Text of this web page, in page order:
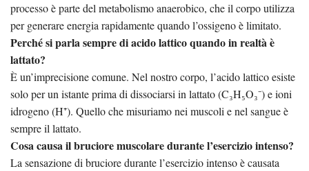
processo è parte del metabolismo anaerobico, che il corpo utilizza
per generare energia rapidamente quando l’ossigeno è limitato.
Perché si parla sempre di acido lattico quando in realtà è
lattato?
È un’imprecisione comune. Nel nostro corpo, l’acido lattico esiste
solo per un istante prima di dissociarsi in lattato (C₃H₅O₃⁻) e ioni
idrogeno (H⁺). Quello che misuriamo nei muscoli e nel sangue è
sempre il lattato.
Cosa causa il bruciore muscolare durante l’esercizio intenso?
La sensazione di bruciore durante l’esercizio intenso è causata